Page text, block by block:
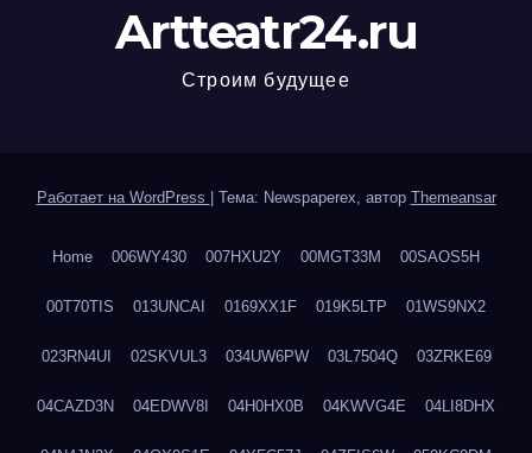
Artteatr24.ru
Строим будущее
Работает на WordPress Тема: Newspaperex, автор Themeansar
Home 006WY430 007HXU2Y 00MGT33M 00SAOS5H
00T70TIS 013UNCAI 0169XX1F 019K5LTP 01WS9NX2
023RN4UI 02SKVUL3 034UW6PW 03L7504Q 03ZRKE69
04CAZD3N 04EDWV8I 04H0HX0B 04KWVG4E 04LI8DHX